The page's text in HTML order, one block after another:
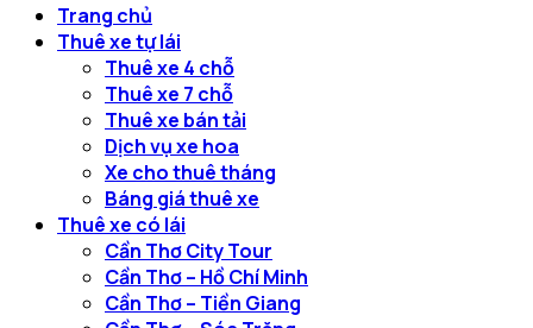
Trang chủ
Thuê xe tự lái
Thuê xe 4 chỗ
Thuê xe 7 chỗ
Thuê xe bán tải
Dịch vụ xe hoa
Xe cho thuê tháng
Báng giá thuê xe
Thuê xe có lái
Cần Thơ City Tour
Cần Thơ – Hồ Chí Minh
Cần Thơ – Tiền Giang